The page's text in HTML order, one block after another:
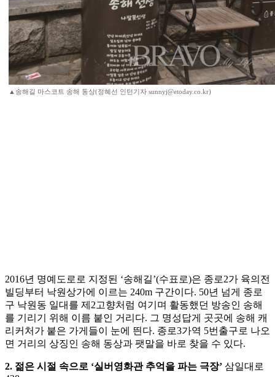
▲송해길 마스코트 송해 동상(정혜선 인턴기자 sunnyj@etoday.co.kr)
2016년 명예도로로 지정된 ‘송해길’(수표로)은 종로2가 육의전
빌딩부터 낙원상가에 이르는 240m 구간이다. 50년 넘게 종로
구 낙원동 일대를 제2고향처럼 여기며 활동했던 방송인 송해
를 기리기 위해 이름 붙인 거리다. 그 명성답게 곳곳에 송해 캐
리커처가 붙은 가게들이 눈에 띈다. 종로3가역 5번출구로 나오
면 거리의 상징인 송해 동상과 팻말을 바로 찾을 수 있다.
2. 젊은 시절 속으로 ‘실버영화관 추억을 파는 극장’ 삼일대로